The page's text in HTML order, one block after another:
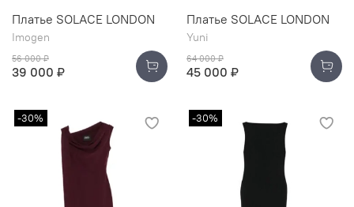
Платье SOLACE LONDON
Imogen
56 000 ₽
39 000 ₽
Платье SOLACE LONDON
Yuni
64 000 ₽
45 000 ₽
-30% -30%